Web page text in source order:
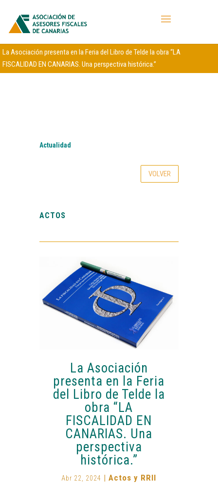
La Asociación presenta en la Feria del Libro de Telde la obra “LA
FISCALIDAD EN CANARIAS. Una perspectiva histórica.”
Actualidad
VOLVER
ACTOS
La Asociación
presenta en la Feria
del Libro de Telde la
obra “LA
FISCALIDAD EN
CANARIAS. Una
perspectiva
histórica.”
Abr 22, 2024 |Actos y RRII